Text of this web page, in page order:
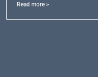
Read more >